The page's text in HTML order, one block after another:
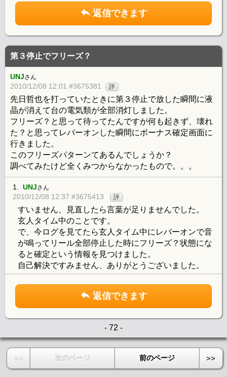
返信できます
第３停止でフリーズ？
UNJさん
2010/12/08 12:01 #3675381 評
先日哲也を打っていたときに第３停止で放した瞬間に液
晶が消えて台の電気類が全部消灯しました。
フリーズ？と思って待ってたんですが何も起きず、壊れ
た？と思ってレバーオンした瞬間にボーナス確定画面に
行きました。
このフリーズパターンてあるんでしょうか？
調べてみたけど全くみつからなかったもので。。。
1. UNJさん
2010/12/08 12:37 #3675413 評
すいません、見直したら言葉が足りませんでした。
玄人タイム中のことです。
で、今ログを見てたら玄人タイム中にレバーオンで音
が鳴ってリール全部停止した時にフリーズ？状態にな
ると確定という情報を見つけました。
自己解決ですみません、ありがとうございました。
返信できます
- 72 -
<< 次のページ 前のページ >>